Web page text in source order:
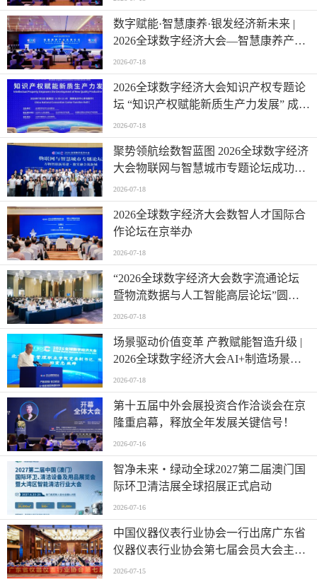
数字赋能·智慧康养·银发经济新未来 |
2026全球数字经济大会—智慧康养产业
发展论坛在京举办
2026-07-18
2026全球数字经济大会知识产权专题论
坛 “知识产权赋能新质生产力发展” 成功
举办
2026-07-18
聚势领航绘数智蓝图 2026全球数字经济
大会物联网与智慧城市专题论坛成功举
办
2026-07-18
2026全球数字经济大会数智人才国际合
作论坛在京举办
2026-07-18
“2026全球数字经济大会数字流通论坛
暨物流数据与人工智能高层论坛”圆满
成功举办
2026-07-18
场景驱动价值变革 产教赋能智造升级 |
2026全球数字经济大会AI+制造场景落
地国际论坛成功举办
2026-07-18
第十五届中外会展投资合作洽谈会在京
隆重启幕，释放全年发展关键信号！
2026-07-16
智净未来・绿动全球2027第二届澳门国
际环卫清洁展全球招展正式启动
2026-07-16
中国仪器仪表行业协会一行出席广东省
仪器仪表行业协会第七届会员大会主题
活动并进行走访交流
2026-07-15